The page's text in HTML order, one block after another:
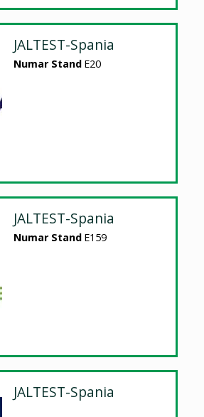
JALTEST-Spania
Numar Stand E20
JALTEST-Spania
Numar Stand E159
JALTEST-Spania